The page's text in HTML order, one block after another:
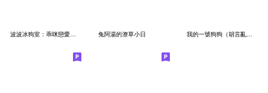
波波冰狗室：乖咪戀愛教室 兔阿湯的潦草小日 我的一號狗狗（胡言亂語）